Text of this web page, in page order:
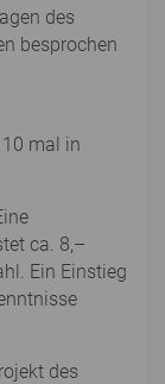
des
besprochen
mal in
ca. 8,–
Ein Einstieg
des